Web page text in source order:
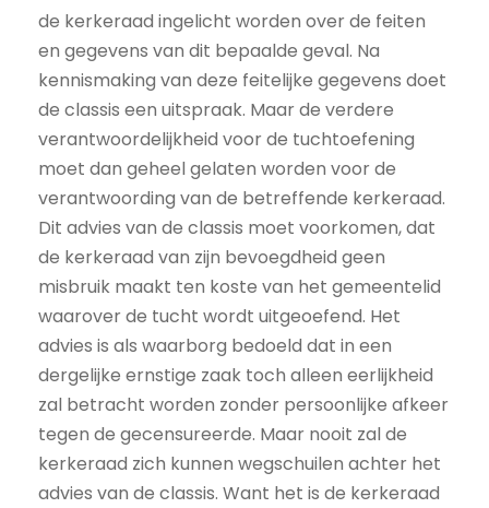
de kerkeraad ingelicht worden over de feiten
en gegevens van dit bepaalde geval. Na
kennismaking van deze feitelijke gegevens doet
de classis een uitspraak. Maar de verdere
verantwoordelijkheid voor de tuchtoefening
moet dan geheel gelaten worden voor de
verantwoording van de betreffende kerkeraad.
Dit advies van de classis moet voorkomen, dat
de kerkeraad van zijn bevoegdheid geen
misbruik maakt ten koste van het gemeentelid
waarover de tucht wordt uitgeoefend. Het
advies is als waarborg bedoeld dat in een
dergelijke ernstige zaak toch alleen eerlijkheid
zal betracht worden zonder persoonlijke afkeer
tegen de gecensureerde. Maar nooit zal de
kerkeraad zich kunnen wegschuilen achter het
advies van de classis. Want het is de kerkeraad